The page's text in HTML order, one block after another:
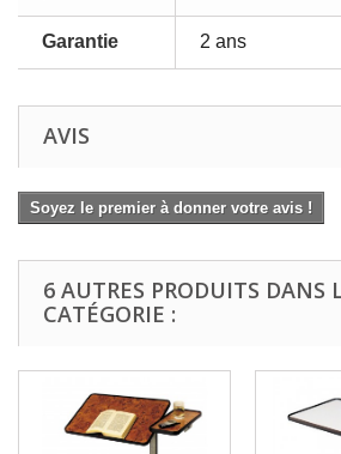
Garantie 2 ans
AVIS
Soyez le premier à donner votre avis !
6 AUTRES PRODUITS DANS
CATÉGORIE :